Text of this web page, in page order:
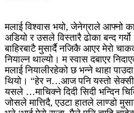
मलाई विश्वास भयो, जेनेग्राले आफ्नो
अडियो र उसले विस्तारै ढोका बन्द
बाहिरबाटै मुसार्दै नजिकै आएर मेरो
नियाल्न थाल्यो। म स्वास दबाएर
मलाई नियालीरहेको छ भन्ने थाहा
थियो। “हेर न…आज पनि यस्तो
यसले …माचिक्ने दिदी सिदी भन्दिन
जोसले मात्तिदै, एउटा हातले लाण्डो